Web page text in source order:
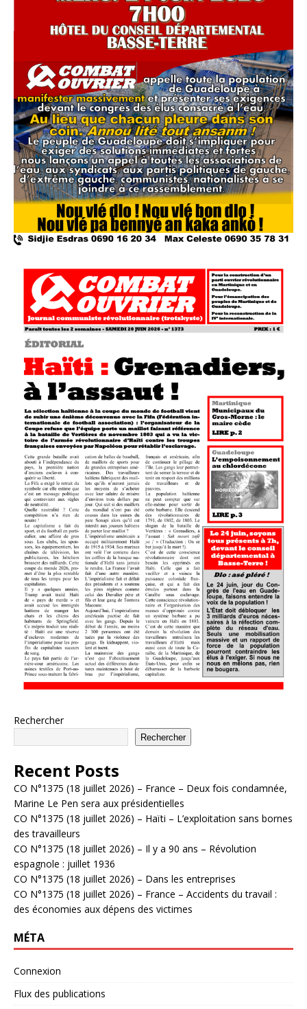
Rechercher
Rechercher
Recent Posts
CO N°1375 (18 juillet 2026) – France – Deux fois condamnée,
Marine Le Pen sera aux présidentielles
CO N°1375 (18 juillet 2026) – Haïti – L’exploitation sans bornes
des travailleurs
CO N°1375 (18 juillet 2026) – Il y a 90 ans – Révolution
espagnole : juillet 1936
CO N°1375 (18 juillet 2026) – Dans les entreprises
CO N°1375 (18 juillet 2026) – France – Accidents du travail :
des économies aux dépens des victimes
MÉTA
Connexion
Flux des publications